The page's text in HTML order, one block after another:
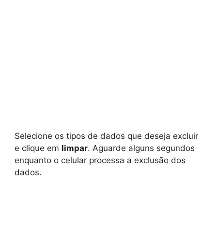
Selecione os tipos de dados que deseja excluir
e clique em limpar. Aguarde alguns segundos
enquanto o celular processa a exclusão dos
dados.